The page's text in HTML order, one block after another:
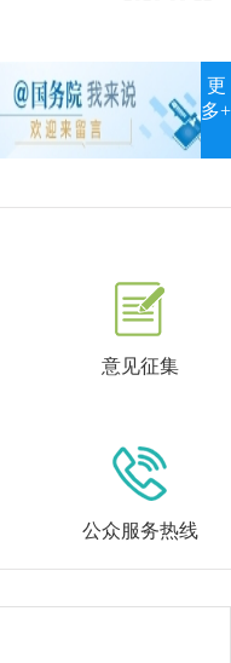
更
多+
意见征集
公众服务热线